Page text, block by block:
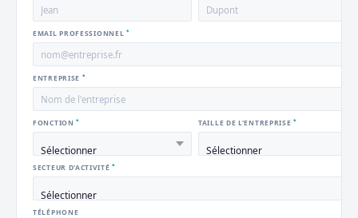
EMAIL PROFESSIONNEL *
ENTREPRISE *
FONCTION* TAILLE DE L'ENTREPRISE*
SECTEUR D'ACTIVITÉ*
TÉLÉPHONE